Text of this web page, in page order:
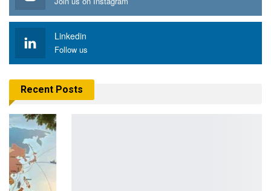
Linkedin
Follow us
Recent Posts